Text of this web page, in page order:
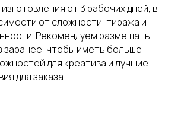
от 3 рабочих дней, в
от сложности, тиража и
Рекомендуем размещать
заранее, чтобы иметь больше
для креатива и лучшие
для заказа.